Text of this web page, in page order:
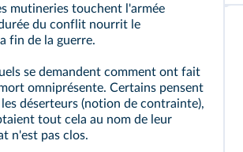
mutineries touchent l'armée
du conflit nourrit le
fin de la guerre.
se demandent comment ont fait
omniprésente. Certains pensent
déserteurs (notion de contrainte),
tout cela au nom de leur
n'est pas clos.